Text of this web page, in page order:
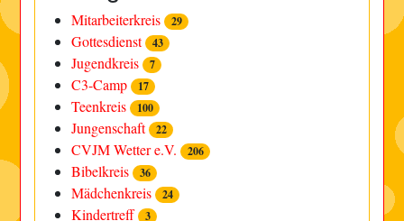
Mitarbeiterkreis 29
Gottesdienst 43
Jugendkreis 7
C3-Camp 17
Teenkreis 100
Jungenschaft 22
CVJM Wetter e.V. 206
Bibelkreis 36
Mädchenkreis 24
Kindertreff 3